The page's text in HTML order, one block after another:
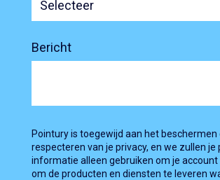
Bericht
Pointury is toegewijd aan het beschermen
respecteren van je privacy, en we zullen je
informatie alleen gebruiken om je account
om de producten en diensten te leveren